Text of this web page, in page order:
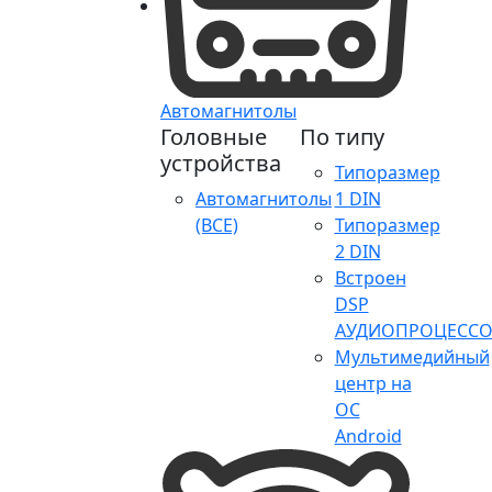
Автомагнитолы
Головные
устройства
Автомагнитолы
(ВСЕ)
По типу
Типоразмер
1 DIN
Типоразмер
2 DIN
Встроен
DSP
Мультимедийный
центр на
ОС
Android